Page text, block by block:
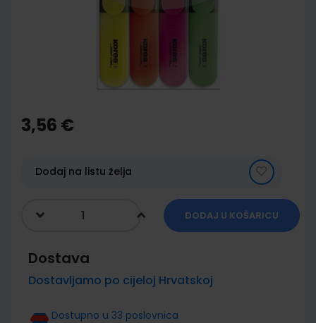
the
beginning
gallery
3,56 €
Dodaj na listu želja
DODAJ U KOŠARICU
Dostava
Dostavljamo po cijeloj Hrvatskoj
Dostupno u 33 poslovnica